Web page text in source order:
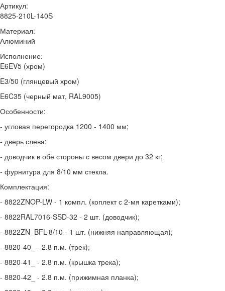
Артикул:
8825-210L-140S
Материал:
Алюминий
Исполнение:
E6EV5 (хром)
E3/50 (глянцевый хром)
E6C35 (черный мат, RAL9005)
Особенности:
- угловая перегородка 1200 - 1400 мм;
- дверь слева;
- доводчик в обе стороны с весом двери до 32 кг;
- фурнитура для 8/10 мм стекла.
Комплектация:
- 8822ZNOP-LW - 1 компл. (коплект с 2-мя каретками);
- 8822RAL7016-SSD-32 - 2 шт. (доводчик);
- 8822ZN_BFL-8/10 - 1 шт. (нижняя направляющая);
- 8820-40_ - 2.8 п.м. (трек);
- 8820-41_ - 2.8 п.м. (крышка трека);
- 8820-42_ - 2.8 п.м. (прижимная планка);